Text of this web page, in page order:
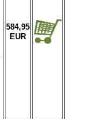
584,95
EUR